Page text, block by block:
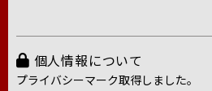
個人情報について
プライバシーマーク取得しました。